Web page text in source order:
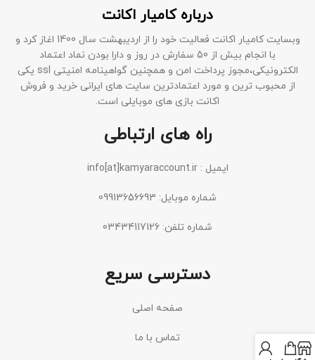
درباره کامیار اکانت
وبسایت کامیار اکانت فعالیت خود را از اردیبهشت سال 1400 اغاز کرد و
با انجام بیش از 50 سفارش در روز و دارا بودن نماد اعتماد
الکترونیکی،مجوز پرداخت امن و همچنین گواهینامه امنیتی ssl یکی
از محبوب ترین و مورد اعتمادترین سایت های ایرانی خرید و فروش
اکانت بازی های موبایلی است.
راه های ارتباطی
ایمیل : info[at]kamyaraccount.ir
شماره موبایل: 09913656693
شماره تلفن: 03434117126
دسترسی سریع
صفحه اصلی
تماس با ما